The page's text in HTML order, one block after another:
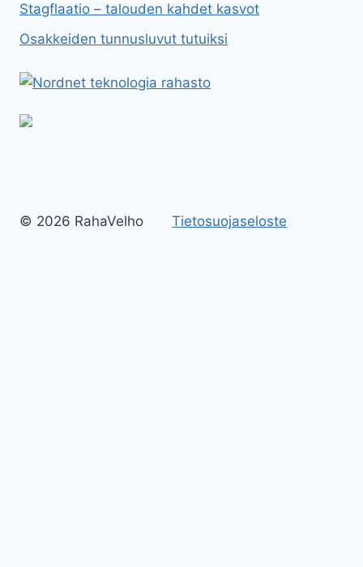
Stagflaatio – talouden kahdet kasvot
Osakkeiden tunnusluvut tutuiksi
© 2026 RahaVelho Tietosuojaseloste